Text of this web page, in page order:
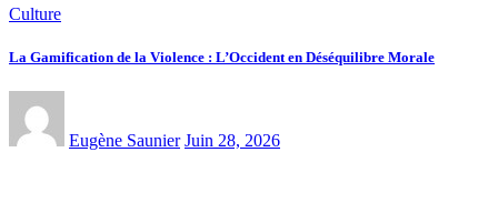
Culture
La Gamification de la Violence : L’Occident en Déséquilibre Morale
Eugène Saunier Juin 28, 2026